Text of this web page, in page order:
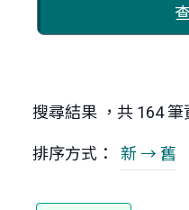
搜尋結果 ，共 164 筆
排序方式： 新 → 舊